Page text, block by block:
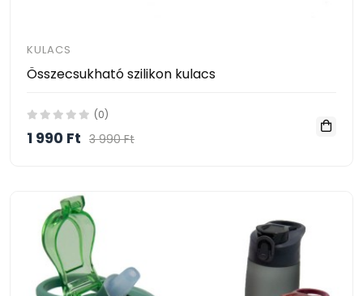
KULACS
Összecsukható szilikon kulacs
(0)
1 990 Ft 3 990 Ft